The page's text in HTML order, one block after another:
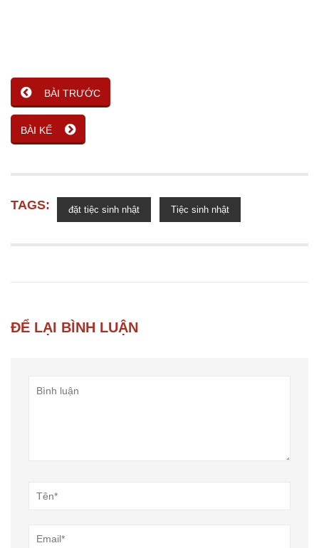
BÀI TRƯỚC
BÀI KẾ
TAGS: đặt tiệc sinh nhật Tiệc sinh nhật
ĐỂ LẠI BÌNH LUẬN